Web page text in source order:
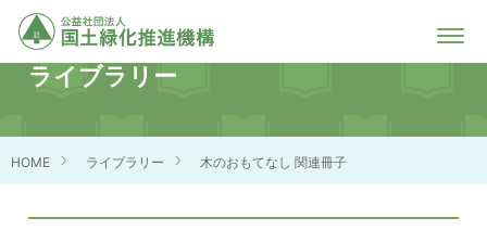
ライブラリー
HOME ライブラリー 木のおもてなし 関連冊子